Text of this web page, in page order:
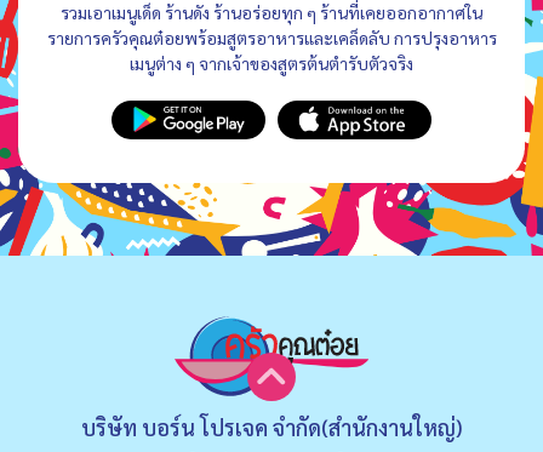
รวมเอาเมนูเด็ด ร้านดัง ร้านอร่อยทุก ๆ ร้านที่เคยออกอากาศใน
รายการครัวคุณต๋อยพร้อมสูตรอาหารและเคล็ดลับ การปรุงอาหาร
เมนูต่าง ๆ จากเจ้าของสูตรต้นตำรับตัวจริง
บริษัท บอร์น โปรเจค จำกัด(สำนักงานใหญ่)